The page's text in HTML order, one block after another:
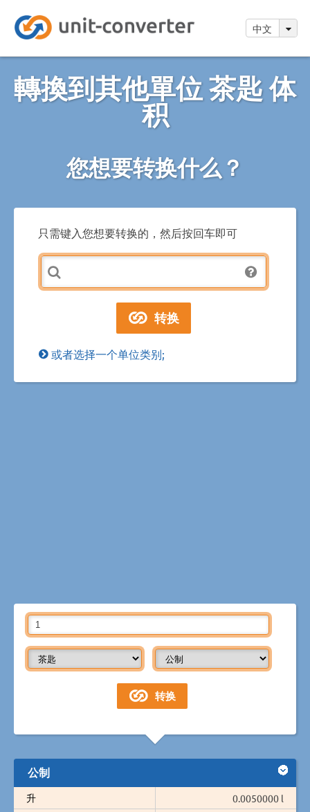
中文
轉換到其他單位 茶匙 体
积
您想要转换什么？
只需键入您想要转换的，然后按回车即可
或者选择一个单位类别;
公制
升
0.0050000 l